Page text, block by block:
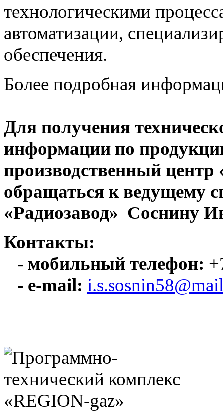
технологическими
автоматизации,
обеспечения.
Более подробная
Для получения
информации по
производственный
обращаться к ведущему
«Радиозавод» Соснину
Контакты:
- мобильный телефон:
- e-mail: